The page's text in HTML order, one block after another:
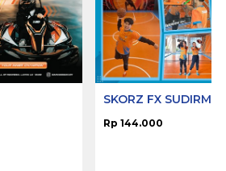
SKORZ FX
Rp 144.000